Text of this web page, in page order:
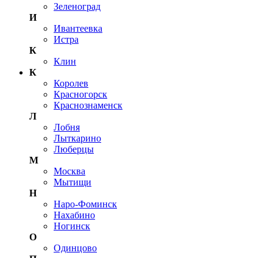
Зеленоград
И
Ивантеевка
Истра
К
Клин
К
Королев
Красногорск
Краснознаменск
Л
Лобня
Лыткарино
Люберцы
М
Москва
Мытищи
Н
Наро-Фоминск
Нахабино
Ногинск
О
Одинцово